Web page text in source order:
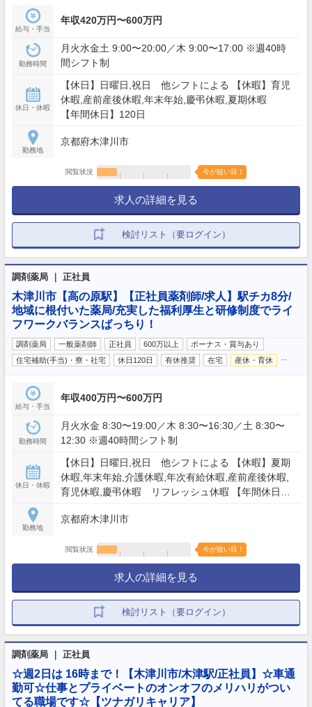
給与・手当
年収420万円〜600万円
勤務時間
月火水金土 9:00〜20:00／木 9:00〜17:00 ※週40時
間シフト制
休日・休暇
【休日】日曜日,祝日 他シフトによる 【休暇】育児
休暇,産前産後休暇,年末年始,慶弔休暇,夏期休暇
【年間休日】120日
勤務地
京都府木津川市
閲覧状況 今が狙い目！
求人の詳細を見る
検討リスト（要ログイン）
調剤薬局 ｜ 正社員
木津川市【高の原駅】【正社員薬剤師/求人】駅チカ8分/
地域に根付いた薬局/充実した福利厚生と研修制度でライ
フワークバランスばっちり！
調剤薬局 一般薬剤師 正社員 600万以上
ボーナス・賞与あり
住宅補助(手当)・寮・社宅
休日120日 有休推奨 在宅 産休・育休
給与・手当
年収400万円〜600万円
勤務時間
月火水金 8:30〜19:00／木 8:30〜16:30／土 8:30〜
12:30 ※週40時間シフト制
休日・休暇
【休日】日曜日,祝日 他シフトによる 【休暇】夏期
休暇,年末年始,介護休暇,年次有給休暇,産前産後休暇,
育児休暇,慶弔休暇 リフレッシュ休暇 【年間休日】
勤務地
京都府木津川市
閲覧状況 今が狙い目！
求人の詳細を見る
検討リスト（要ログイン）
調剤薬局 ｜ 正社員
☆週2日は 16時まで！【木津川市/木津駅/正社員】☆車通
勤可☆仕事とプライベートのオンオフのメリハリがつい
てる職場です☆【ツナガリキャリア】